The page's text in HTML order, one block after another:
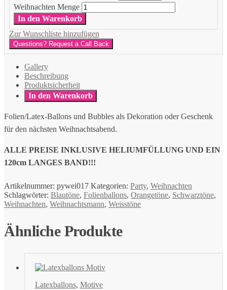
Weihnachten Menge
In den Warenkorb
Zur Wunschliste hinzufügen
Questions? Request a Call Back
Gallery
Beschreibung
Produktsicherheit
In den Warenkorb
Folien/Latex-Ballons und Bubbles als Dekoration oder Geschenk
für den nächsten Weihnachtsabend.
ALLE PREISE INKLUSIVE HELIUMFÜLLUNG UND EIN
120cm LANGES BAND!!!
Artikelnummer: pywei017 Kategorien: Party, Weihnachten
Schlagwörter: Blautöne, Folienballons, Orangetöne, Schwarztöne,
Weihnachten, Weihnachtsmann, Weisstöne
Ähnliche Produkte
Latexballons, Motive